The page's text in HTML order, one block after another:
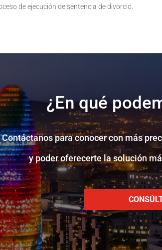
de ejecución de sentencia de divorcio.
¿En qué
Contáctanos para conocer con más
y poder oferecerte la solución